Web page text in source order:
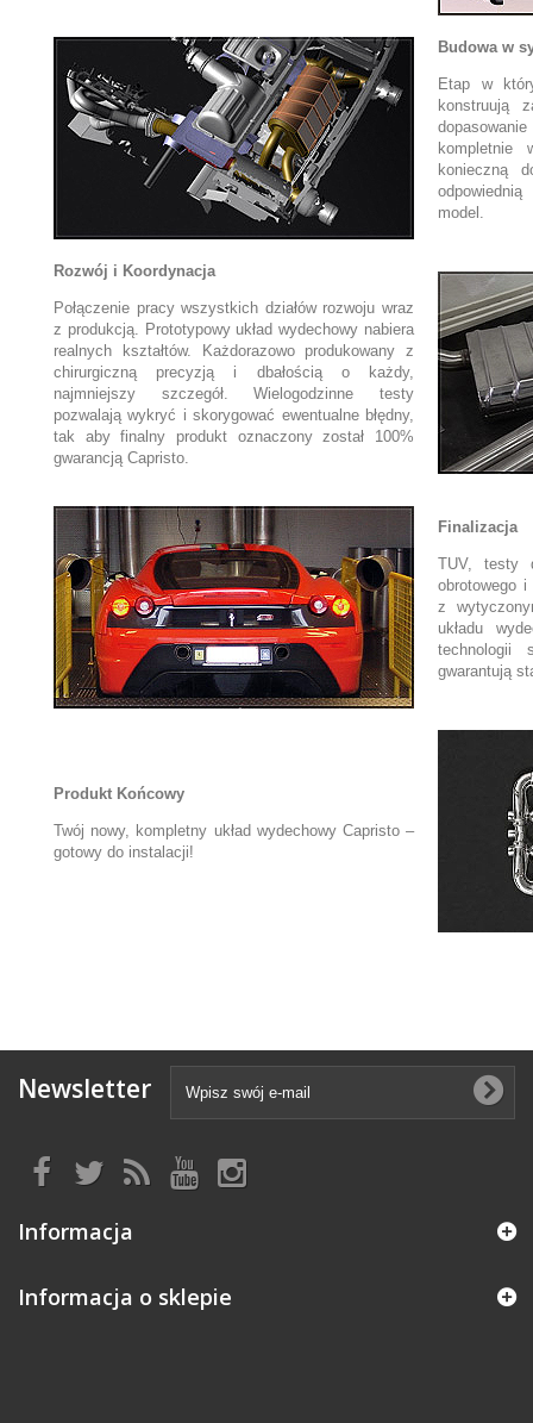
Budowa w
Etap w
konstruują
kompletnie
konieczną
model.
Rozwój i Koordynacja
Połączenie pracy wszystkich działów rozwoju wraz
z produkcją. Prototypowy układ wydechowy nabiera
realnych kształtów. Każdorazowo produkowany z
chirurgiczną precyzją i dbałością o każdy,
najmniejszy szczegół. Wielogodzinne testy
pozwalają wykryć i skorygować ewentualne błędny,
tak aby finalny produkt oznaczony został 100%
gwarancją Capristo.
Finalizacja
TUV, testy
obrotowego
z
układu
technologii
gwarantują
Produkt Końcowy
Twój nowy, kompletny układ wydechowy Capristo –
gotowy do instalacji!
Newsletter
Informacja
Informacja o sklepie